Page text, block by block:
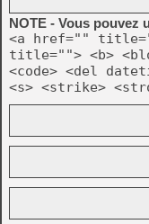
NOTE - Vous pouvez
<a href=""
title=""> <b>
<code> <del
<s> <strike>